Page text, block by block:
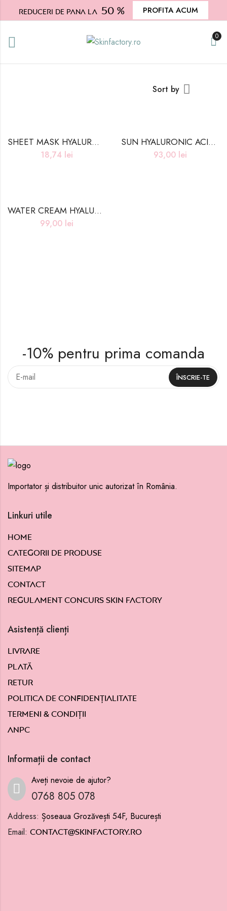
Reduceri de pana la 50 % PROFITA ACUM
0
Sort by
SHEET MASK HYALURONIC ACID – 25ml
18,74 lei
SUN HYALURONIC ACID MOISTURIZING – 50g
93,00 lei
WATER CREAM HYALURONIC ACID HYDRATING – 50g
99,00 lei
-10% pentru prima comanda
Importator și distribuitor unic autorizat în România.
Linkuri utile
Home
Categorii de produse
Sitemap
Contact
Regulament concurs Skin Factory
Asistență clienți
Livrare
Plată
Retur
Politica de confidențialitate
Termeni & condiții
ANPC
Informații de contact
Aveți nevoie de ajutor?
0768 805 078
Address: Șoseaua Grozăvești 54F, București
Email: contact@skinfactory.ro